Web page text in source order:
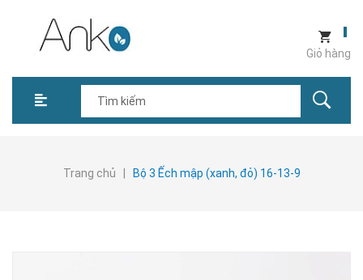
Giỏ hàng
Trang chủ Bộ 3 Ếch mập (xanh, đỏ) 16-13-9